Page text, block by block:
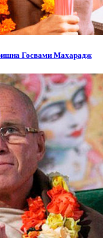
Госвами Махарадж